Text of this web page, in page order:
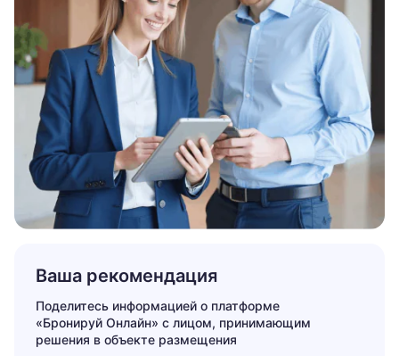
Ваша рекомендация
Поделитесь информацией о платформе
«Бронируй Онлайн» с лицом, принимающим
решения в объекте размещения